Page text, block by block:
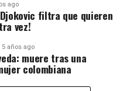
ago
filtra que quieren
vez!
5 años ago
muere tras una
colombiana